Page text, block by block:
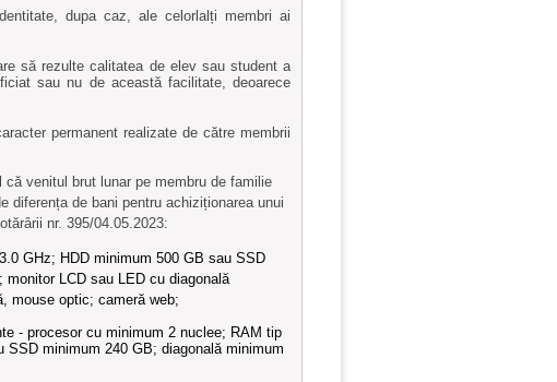
dupa caz, ale celorlalți membri ai
să rezulte calitatea de elev sau student a
sau nu de această facilitate, deoarece
permanent realizate de către membrii
venitul brut lunar pe membru de familie
diferența de bani pentru achiziționarea unui
nr. 395/04.05.2023:
GHz; HDD minimum 500 GB sau SSD
LCD sau LED cu diagonală
mouse optic; cameră web;
- procesor cu minimum 2 nuclee; RAM tip
SSD minimum 240 GB; diagonală minimum